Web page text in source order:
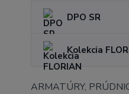
DPO SR
Kolekcia
ARMATÚRY,